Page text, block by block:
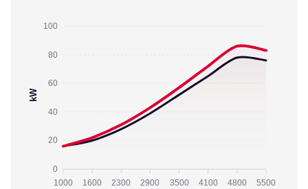
100
80
60
40
20
0
kW
1000 1600 2300 2900 3500 4100 4800 5500